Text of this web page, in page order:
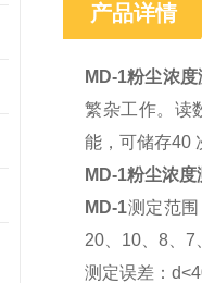
产品详情
MD-1粉尘浓
繁杂工作。读
能，可储存40
MD-1粉尘浓度
MD-1测定范围
20、10、8、7
测定误差：